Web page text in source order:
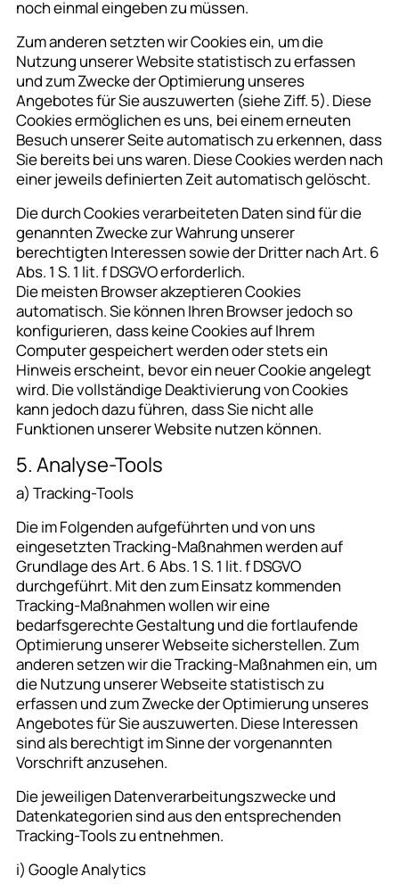
noch einmal eingeben zu müssen.
Zum anderen setzten wir Cookies ein, um die
Nutzung unserer Website statistisch zu erfassen
und zum Zwecke der Optimierung unseres
Angebotes für Sie auszuwerten (siehe Ziff. 5). Diese
Cookies ermöglichen es uns, bei einem erneuten
Besuch unserer Seite automatisch zu erkennen, dass
Sie bereits bei uns waren. Diese Cookies werden nach
einer jeweils definierten Zeit automatisch gelöscht.
Die durch Cookies verarbeiteten Daten sind für die
genannten Zwecke zur Wahrung unserer
berechtigten Interessen sowie der Dritter nach Art. 6
Abs. 1 S. 1 lit. f DSGVO erforderlich.
Die meisten Browser akzeptieren Cookies
automatisch. Sie können Ihren Browser jedoch so
konfigurieren, dass keine Cookies auf Ihrem
Computer gespeichert werden oder stets ein
Hinweis erscheint, bevor ein neuer Cookie angelegt
wird. Die vollständige Deaktivierung von Cookies
kann jedoch dazu führen, dass Sie nicht alle
Funktionen unserer Website nutzen können.
5. Analyse-Tools
a) Tracking-Tools
Die im Folgenden aufgeführten und von uns
eingesetzten Tracking-Maßnahmen werden auf
Grundlage des Art. 6 Abs. 1 S. 1 lit. f DSGVO
durchgeführt. Mit den zum Einsatz kommenden
Tracking-Maßnahmen wollen wir eine
bedarfsgerechte Gestaltung und die fortlaufende
Optimierung unserer Webseite sicherstellen. Zum
anderen setzen wir die Tracking-Maßnahmen ein, um
die Nutzung unserer Webseite statistisch zu
erfassen und zum Zwecke der Optimierung unseres
Angebotes für Sie auszuwerten. Diese Interessen
sind als berechtigt im Sinne der vorgenannten
Vorschrift anzusehen.
Die jeweiligen Datenverarbeitungszwecke und
Datenkategorien sind aus den entsprechenden
Tracking-Tools zu entnehmen.
i) Google Analytics